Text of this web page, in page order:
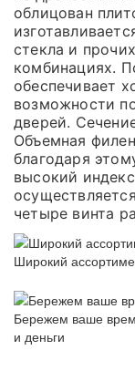
облицован
стекла и
комбинациях.
обеспечивает
возможности
дверей.
Объемная
благодаря
высокий
четыре винта
Широкий
Бережем ваше
и деньги